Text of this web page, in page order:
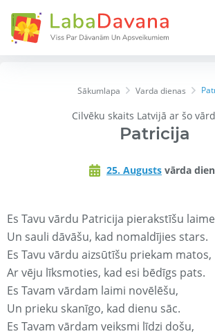
Sākumlapa Varda dienas
Cilvēku skaits Latvijā ar šo
Patricija
25. Augusts vārda
Es Tavu vārdu Patricija pierakstīšu
Un sauli dāvāšu, kad nomaldījies stars.
Es Tavu vārdu aizsūtīšu priekam matos,
Ar vēju līksmoties, kad esi bēdīgs pats.
Es Tavam vārdam laimi novēlēšu,
Un prieku skanīgo, kad dienu sāc.
Es Tavam vārdam veiksmi līdzi došu,